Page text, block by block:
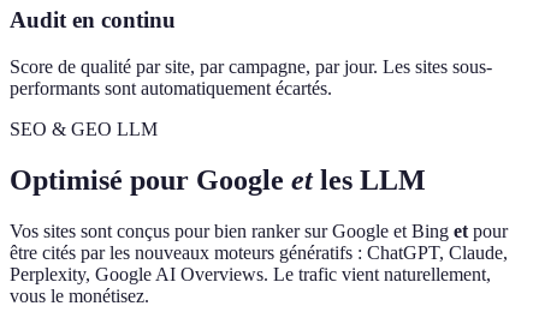
Audit en continu
Score de qualité par site, par campagne, par jour. Les sites sous-
performants sont automatiquement écartés.
SEO & GEO LLM
Optimisé pour Google et les LLM
Vos sites sont conçus pour bien ranker sur Google et Bing et pour
être cités par les nouveaux moteurs génératifs : ChatGPT, Claude,
Perplexity, Google AI Overviews. Le trafic vient naturellement,
vous le monétisez.